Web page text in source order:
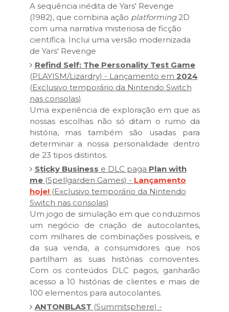
A sequência inédita de Yars' Revenge
(1982), que combina ação platforming2D
com uma narrativa misteriosa de ficção
científica. Inclui uma versão modernizada
de Yars' Revenge
Refind Self: The Personality Test Game
(PLAYISM/Lizardry) - Lançamento em 2024
(Exclusivo temporário da Nintendo Switch
nas consolas)
Uma experiência de exploração em que as
nossas escolhas não só ditam o rumo da
história, mas também são usadas para
determinar a nossa personalidade dentro
de 23 tipos distintos.
Sticky Business e DLC paga Plan with
me(Spellgarden Games) - Lançamento
hoje!(Exclusivo temporário da Nintendo
Switch nas consolas)
Um jogo de simulação em que conduzimos
um negócio de criação de autocolantes,
com milhares de combinações possíveis, e
da sua venda, a consumidores que nos
partilham as suas histórias comoventes.
Com os conteúdos DLC pagos, ganharão
acesso a 10 histórias de clientes e mais de
100 elementos para autocolantes.
ANTONBLAST (Summitsphere) -